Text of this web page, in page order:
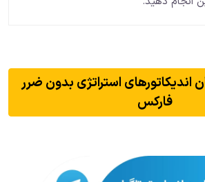
اندیکاتورهای استراتژی بدون ضرر
فارکس